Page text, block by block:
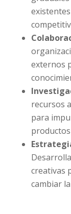
externos
recursos
para
creativas
cambiar